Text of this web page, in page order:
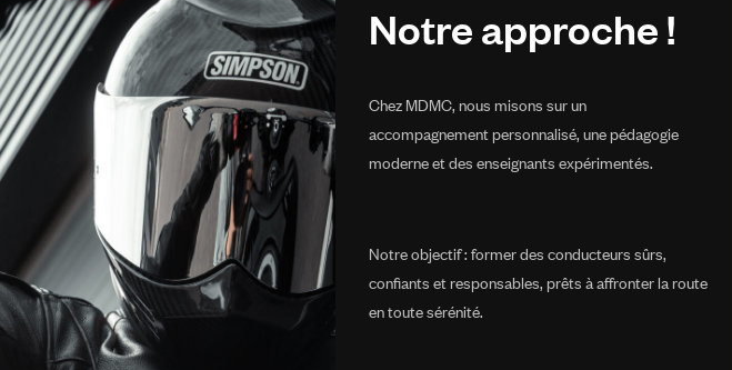
Notre approche !
Chez MDMC, nous misons sur un
accompagnement personnalisé, une pédagogie
moderne et des enseignants expérimentés.
Notre objectif : former des conducteurs sûrs,
confiants et responsables, prêts à affronter la route
en toute sérénité.